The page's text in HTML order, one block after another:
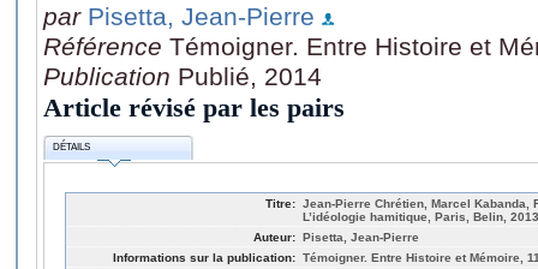
par Pisetta, Jean-Pierre
Référence Témoigner. Entre Histoire et
Publication Publié, 2014
Article révisé par les pairs
DÉTAILS
Titre: Jean-Pierre Chrétien, Marcel Kabanda,
L’idéologie hamitique, Paris, Belin, 2013
Auteur: Pisetta, Jean-Pierre
Informations sur la publication: Témoigner. Entre Histoire et Mémoire,